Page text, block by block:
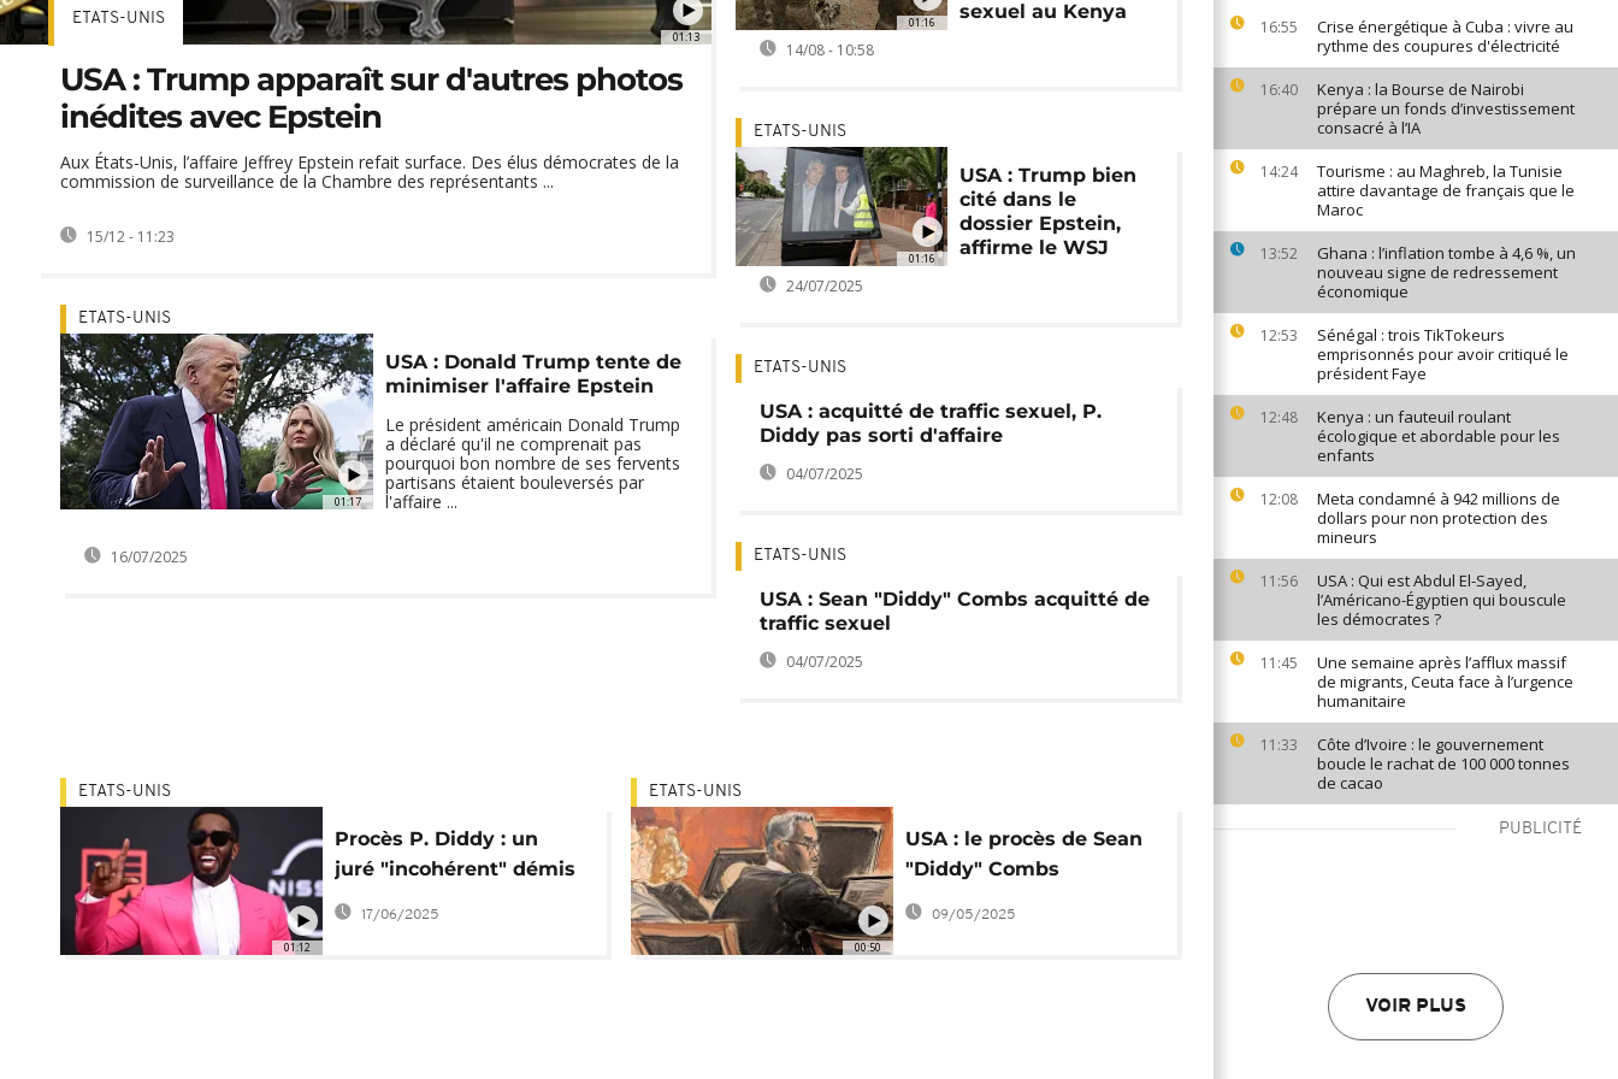
16:55
Crise énergétique à Cuba : vivre au
rythme des coupures d'électricité
16:40
Kenya : la Bourse de Nairobi
prépare un fonds d’investissement
consacré à l’IA
14:24
Tourisme : au Maghreb, la Tunisie
attire davantage de français que le
Maroc
13:52
Ghana : l’inflation tombe à 4,6 %, un
nouveau signe de redressement
économique
12:53
Sénégal : trois TikTokeurs
emprisonnés pour avoir critiqué le
président Faye
12:48
Kenya : un fauteuil roulant
écologique et abordable pour les
enfants
12:08
Meta condamné à 942 millions de
dollars pour non protection des
mineurs
11:56
USA : Qui est Abdul El-Sayed,
l’Américano-Égyptien qui bouscule
les démocrates ?
11:45
Une semaine après l’afflux massif
de migrants, Ceuta face à l’urgence
humanitaire
11:33
Côte d’Ivoire : le gouvernement
boucle le rachat de 100 000 tonnes
de cacao
PUBLICITÉ
VOIR PLUS
01:13
ETATS-UNIS
USA : Trump apparaît sur d'autres photos
inédites avec Epstein
Aux États-Unis, l’affaire Jeffrey Epstein refait surface. Des élus démocrates de la
commission de surveillance de la Chambre des représentants ...
15/12 - 11:23
01:17
ETATS-UNIS
USA : Donald Trump tente de
minimiser l'affaire Epstein
Le président américain Donald Trump
a déclaré qu'il ne comprenait pas
pourquoi bon nombre de ses fervents
partisans étaient bouleversés par
l'affaire ...
16/07/2025
01:16
sexuel au Kenya
14/08 - 10:58
01:16
ETATS-UNIS
USA : Trump bien
cité dans le
dossier Epstein,
affirme le WSJ
24/07/2025
ETATS-UNIS
USA : acquitté de traffic sexuel, P.
Diddy pas sorti d'affaire
04/07/2025
ETATS-UNIS
USA : Sean "Diddy" Combs acquitté de
traffic sexuel
04/07/2025
01:12
ETATS-UNIS
Procès P. Diddy : un
juré "incohérent" démis
de ses fonctions
17/06/2025
00:50
ETATS-UNIS
USA : le procès de Sean
"Diddy" Combs
commence avec la
sélection du jury
09/05/2025